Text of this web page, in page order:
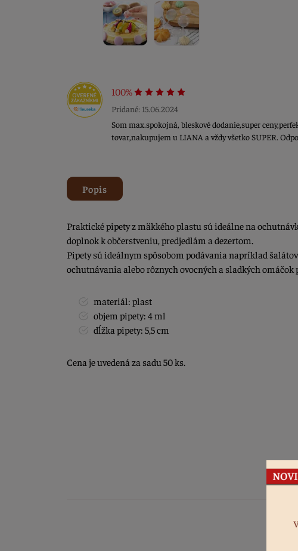
100%
Pridané: 15.06.2024
Som max.spokojná, bleskové dodanie,super
tovar,nakupujem u LIANA a vždy všetko SUPER.
Popis
Praktické pipety z mäkkého plastu sú ideálne na
doplnok k občerstveniu, predjedlám a dezertom.
Pipety sú ideálnym spôsobom podávania napríklad
ochutnávania alebo rôznych ovocných a sladkých omáčok
materiál: plast
objem pipety: 4 ml
dĺžka pipety: 5,5 cm
Cena je uvedená za sadu 50 ks.